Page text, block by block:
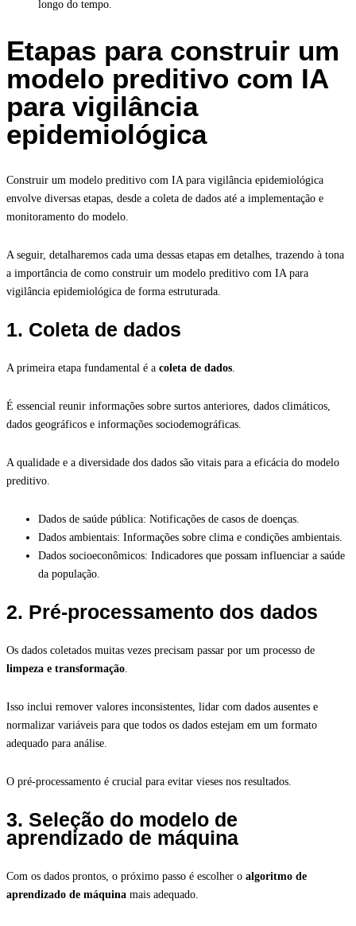
longo do tempo.
Etapas para construir um
modelo preditivo com IA
para vigilância
epidemiológica
Construir um modelo preditivo com IA para vigilância epidemiológica
envolve diversas etapas, desde a coleta de dados até a implementação e
monitoramento do modelo.
A seguir, detalharemos cada uma dessas etapas em detalhes, trazendo à tona
a importância de como construir um modelo preditivo com IA para
vigilância epidemiológica de forma estruturada.
1. Coleta de dados
A primeira etapa fundamental é a coleta de dados.
É essencial reunir informações sobre surtos anteriores, dados climáticos,
dados geográficos e informações sociodemográficas.
A qualidade e a diversidade dos dados são vitais para a eficácia do modelo
preditivo.
Dados de saúde pública: Notificações de casos de doenças.
Dados ambientais: Informações sobre clima e condições ambientais.
Dados socioeconômicos: Indicadores que possam influenciar a saúde
da população.
2. Pré-processamento dos dados
Os dados coletados muitas vezes precisam passar por um processo de
limpeza e transformação.
Isso inclui remover valores inconsistentes, lidar com dados ausentes e
normalizar variáveis para que todos os dados estejam em um formato
adequado para análise.
O pré-processamento é crucial para evitar vieses nos resultados.
3. Seleção do modelo de
aprendizado de máquina
Com os dados prontos, o próximo passo é escolher o algoritmo de
aprendizado de máquina mais adequado.